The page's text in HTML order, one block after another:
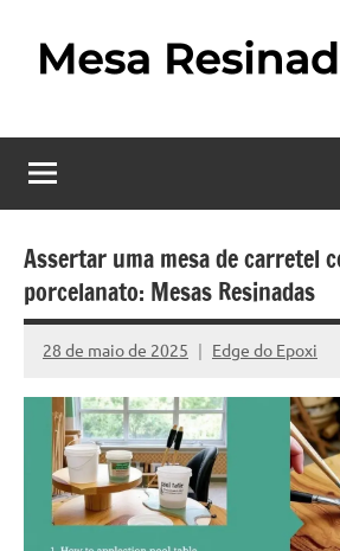
Resinada
–
Como
Fazer
uma
Mesa
Resinada
Passo
o
fascinante
mesas
resinadas,
onde
elegância
da
madeira
encontra
com
Assertar uma mesa de carretel
porcelanato: Mesas Resinadas
28 de maio de 2025 Edge do Epoxi
Nenhum
Comentário